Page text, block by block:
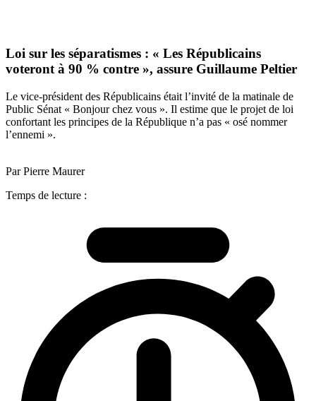
Loi sur les séparatismes : « Les Républicains
voteront à 90 % contre », assure Guillaume Peltier
Le vice-président des Républicains était l’invité de la matinale de
Public Sénat « Bonjour chez vous ». Il estime que le projet de loi
confortant les principes de la République n’a pas « osé nommer
l’ennemi ».
Par Pierre Maurer
Temps de lecture :